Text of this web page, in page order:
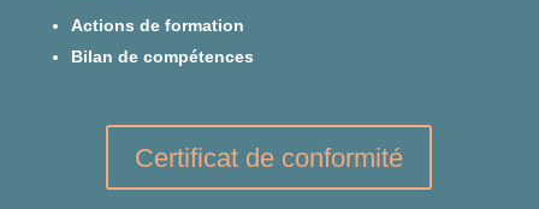
Actions de formation
Bilan de compétences
Certificat de conformité